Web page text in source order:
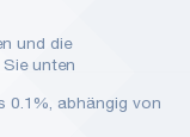
und die
unten
0.1% , abhängig von